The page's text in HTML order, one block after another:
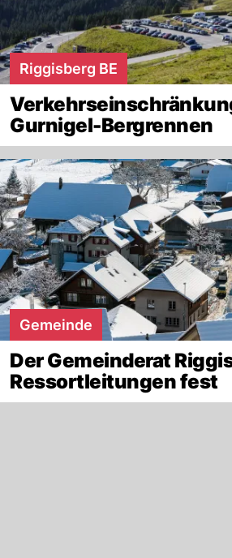
Riggisberg BE
Gurnigel-Bergrennen
Gemeinde
Der Gemeinderat
Ressortleitungen fest